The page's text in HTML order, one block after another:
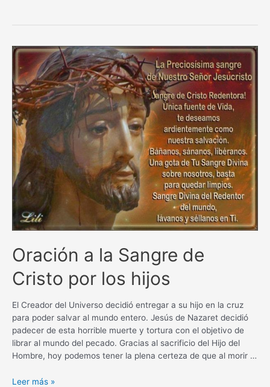
Oración a la Sangre de
Cristo por los hijos
El Creador del Universo decidió entregar a su hijo en la cruz
para poder salvar al mundo entero. Jesús de Nazaret decidió
padecer de esta horrible muerte y tortura con el objetivo de
librar al mundo del pecado. Gracias al sacrificio del Hijo del
Hombre, hoy podemos tener la plena certeza de que al morir …
Oración
Leer más »